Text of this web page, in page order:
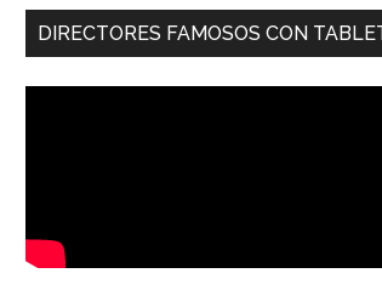
DIRECTORES FAMOSOS CON